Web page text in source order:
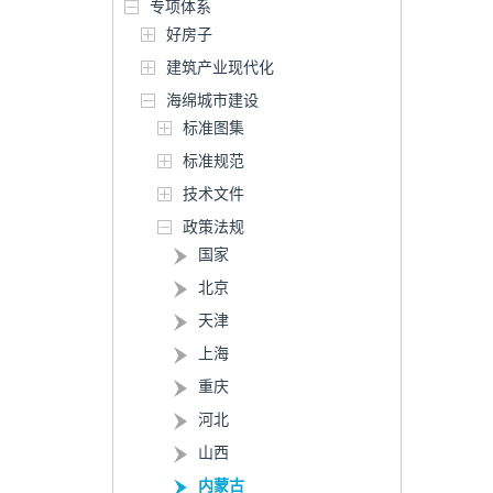
专项体系
好房子
建筑产业现代化
海绵城市建设
标准图集
标准规范
技术文件
政策法规
国家
北京
天津
上海
重庆
河北
山西
内蒙古